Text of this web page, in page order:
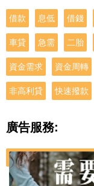
借款 息低 借錢
車貸 急需 二胎
資金需求 資金周轉
非高利貸 快速撥款
廣告服務: